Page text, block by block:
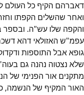
דאברהם הקיף כל העולם
ואחר שהשלים הקפתו
והקפה שלו עש"ה. ובספר
עפמ"ש האזולאי דהא
גופא אבל התוספות
שלא נצטוה נהנה גם
מתקנים אור הפנימי של
האור המקיף של הנשמה,